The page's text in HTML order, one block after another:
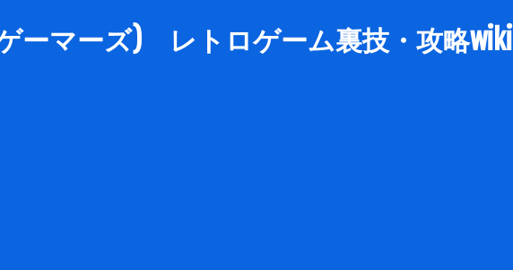
ーマーズ) レトロゲーム裏技・攻略wiki